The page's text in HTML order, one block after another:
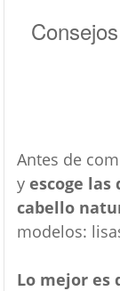
Antes de
y escoge las
cabello
modelos:
Lo mejor es